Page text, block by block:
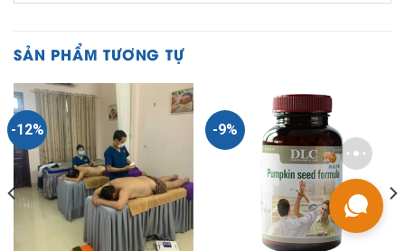
SẢN PHẨM TƯƠNG TỰ
-12% -9%